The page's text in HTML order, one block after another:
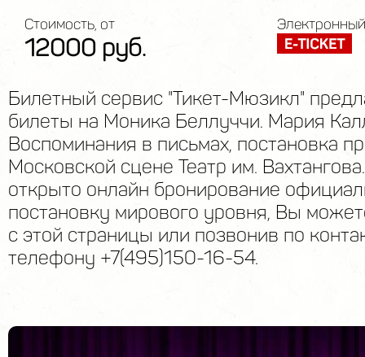
Стоимость, от
12000 руб.
Билетный сервис "Тикет-Мюзикл"
билеты на Моника Беллуччи. Мария
Воспоминания в письмах, постановка
Московской сцене Театр им.
открыто онлайн бронирование
постановку мирового уровня, Вы
с этой страницы или позвонив по
телефону +7(495)150-16-54.